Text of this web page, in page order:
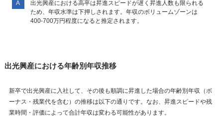
出光興産における高卒は昇進スピードが遅く昇進人数も限られる
ため、年収水準は下押しされます。年収のボリュームゾーンは
400-700万円程度になると推定されます。
出光興産における年齢別年収推移
新卒で出光興産に入社して、その後も順調に昇進した場合の年齢別年収（ボ
ーナス・残業代を含む）の推移は以下の通りです。なお、昇進スピードや残
業時間・評価によって合計年収は変わる可能性があります。